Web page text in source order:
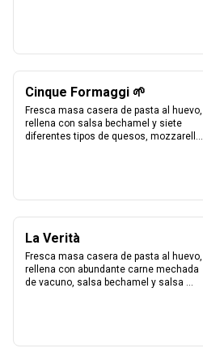
Cinque Formaggi 🌱
Fresca masa casera de pasta al huevo,
rellena con salsa bechamel y siete
diferentes tipos de quesos, mozzarella,
La Verità
Fresca masa casera de pasta al huevo,
rellena con abundante carne mechada
de vacuno, salsa bechamel y salsa